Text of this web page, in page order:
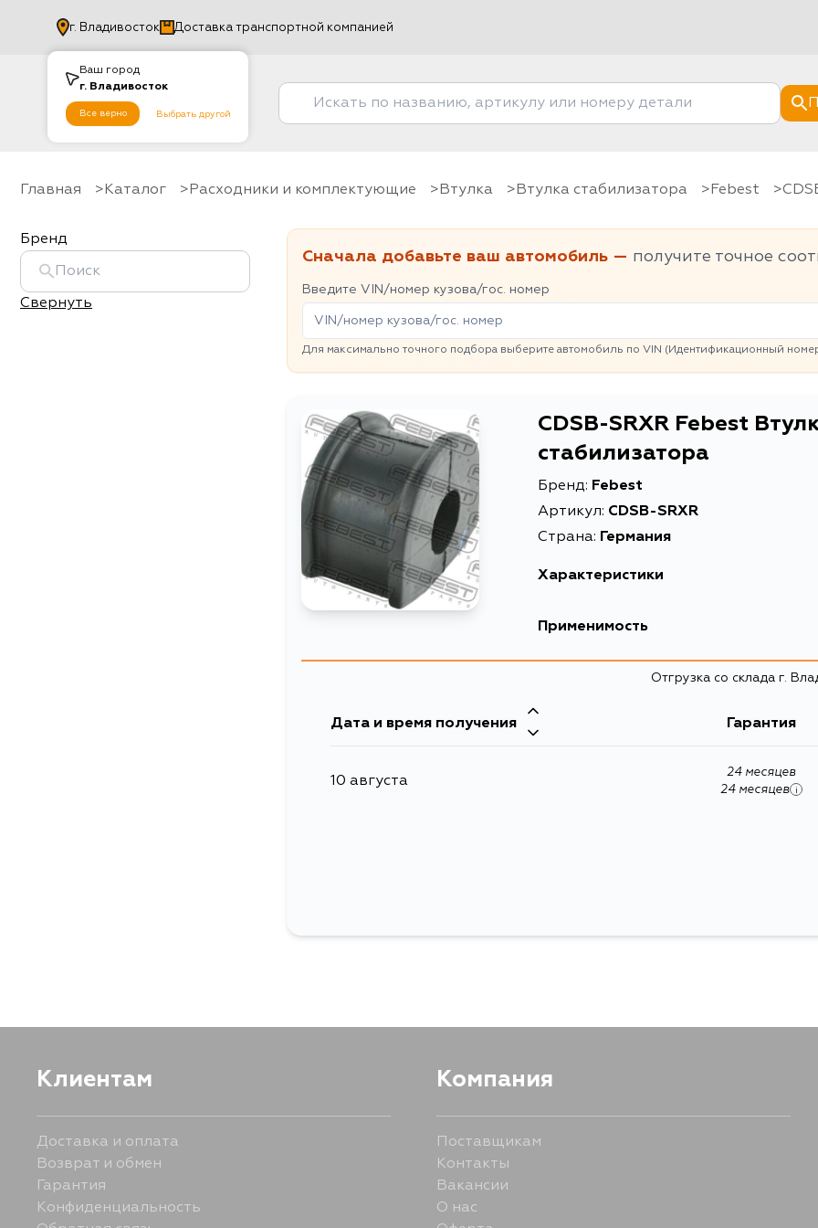
Ваш город
г. Владивосток
Все верно Выбрать другой
г. Владивосток Доставка транспортной компанией
Главная Каталог Расходники и комплектующие Втулка Втулка стабилизатора Febest
Бренд
Свернуть
Сначала добавьте ваш автомобиль — получите точное
Введите VIN/номер кузова/гос. номер
Для максимально точного подбора выберите автомобиль по VIN (Идентификационный
CDSB-SRXR Febest
стабилизатора
Бренд: Febest
Артикул: CDSB-SRXR
Страна: Германия
Характеристики
EAN-13
Применимость
Отгрузка со склада г.
Дата и время получения Гарантия
10 августа
24 месяцев
24 месяцев
i
Клиентам
Доставка и оплата
Возврат и обмен
Гарантия
Конфиденциальность
Компания
Поставщикам
Контакты
Вакансии
О нас